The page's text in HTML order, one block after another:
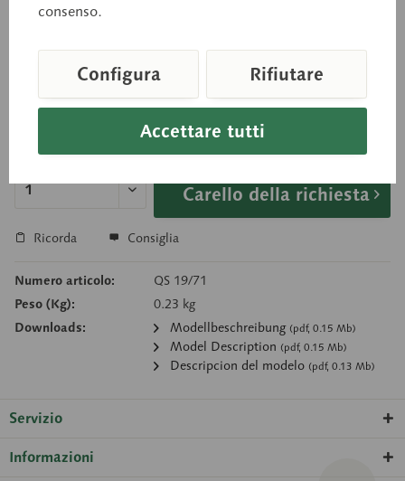
calco a grandezza naturale, in plastica SOMSO-
Prezzo su richiesta
Tempi di consegna su richiesta
Carello della richiesta
Ricorda Consiglia
Numero articolo:
QS 19/71
Peso (Kg):
0.23 kg
Downloads:
Modellbeschreibung (pdf, 0.15 Mb)
Model Description (pdf, 0.15 Mb)
Descripcion del modelo (pdf, 0.13 Mb)
Servizio
Informazioni
consenso.
Accettare tutti
Configura Rifiutare